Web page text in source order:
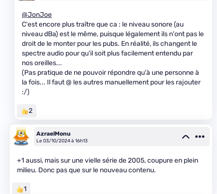
@JonJoe
C'est encore plus traître que ca : le niveau sonore (au
niveau dBa) est le même, puisque légalement ils n'ont pas le
droit de le monter pour les pubs. En réalité, ils changent le
spectre audio pour qu'il soit plus facilement entendu par
nos oreilles...
(Pas pratique de ne pouvoir répondre qu'à une personne à
la fois... Il faut @ les autres manuellement pour les rajouter
:/)
2
AzraelMonu
Le 03/10/2024 à 16h13
+1 aussi, mais sur une vielle série de 2005, coupure en plein
milieu. Donc pas que sur le nouveau contenu.
1